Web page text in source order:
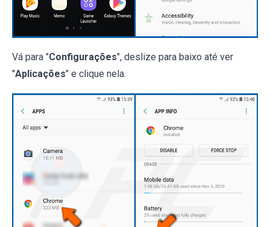
Vá para "Configurações", deslize para baixo até ver
"Aplicações" e clique nela.